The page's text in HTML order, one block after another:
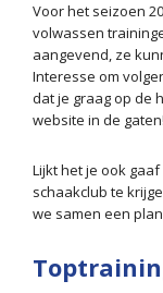
Voor het seizoen
volwassen
aangevend, ze
Interesse om
dat je graag op de
website in de gaten!
Lijkt het je ook
schaakclub te
we samen een